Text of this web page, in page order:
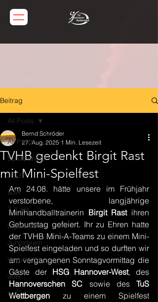
Beitrag
All Posts
Spielbericht
JBLH
wJA
3. Liga
Ligateam
Juniorteam
Vorbericht
wJB
wJC
All Posts
TVHB gedenkt Birgit Rast
mit Mini-Spielfest
Bernd Schröder
27. Aug. 2025 1 Min. Lesezeit
Am 24.08. hätte unsere im Frühjahr
verstorbene, langjährige
Minihandballtrainerin Birgit Rast ihren
Geburtstag gefeiert. Ihr zu Ehren hatte
der TVHB Mini-A-Teams zu einem Mini-
Spielfest eingeladen und so durften wir
am vergangenen Sonntagvormittag die
Gäste der HSG Hannover-West
Hannoverschen SC sowie des TuS
Wettbergen zu einem Spielfest